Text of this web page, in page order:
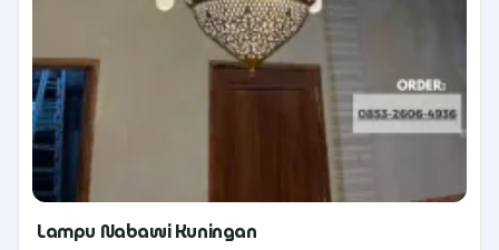
Lampu Nabawi Kuningan